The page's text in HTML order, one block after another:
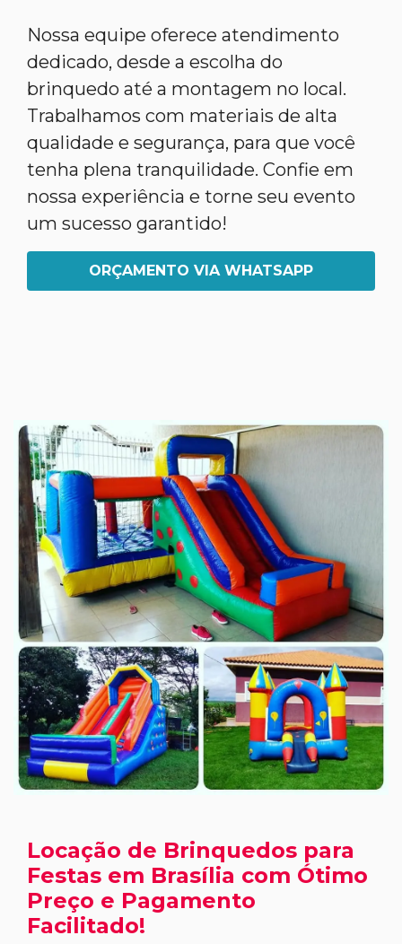
Nossa equipe oferece atendimento
dedicado, desde a escolha do
brinquedo até a montagem no local.
Trabalhamos com materiais de alta
qualidade e segurança, para que você
tenha plena tranquilidade. Confie em
nossa experiência e torne seu evento
um sucesso garantido!
ORÇAMENTO VIA WHATSAPP
Locação de Brinquedos para
Festas em Brasília com Ótimo
Preço e Pagamento
Facilitado!